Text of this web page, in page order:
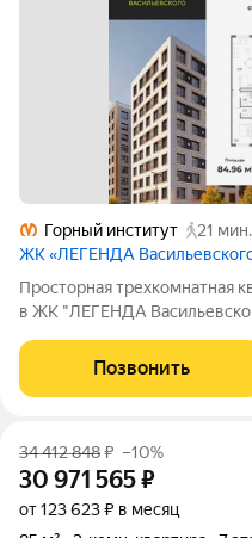
Горный институт
21 мин.
ЖК «ЛЕГЕНДА
Просторная трехкомнатная
в ЖК "ЛЕГЕНДА
столовой: 25.8 кв.м.
проходных
Позвонить
34 412 848₽ –10%
30 971 565₽
от 123 623 ₽ в месяц